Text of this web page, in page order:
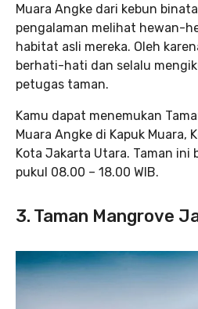
Muara Angke dari kebun
pengalaman melihat hewan-
habitat asli mereka. Oleh
berhati-hati dan selalu
petugas taman.
Kamu dapat menemukan
Muara Angke di Kapuk Muara,
Kota Jakarta Utara. Taman ini
pukul 08.00 – 18.00 WIB.
3. Taman Mangrove